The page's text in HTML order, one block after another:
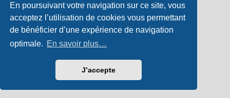
En poursuivant votre navigation sur ce site, vous
acceptez l’utilisation de cookies vous permettant
de bénéficier d’une expérience de navigation
optimale. En savoir plus…
J’accepte